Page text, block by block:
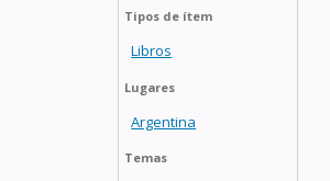
Tipos de ítem
Libros
Lugares
Argentina
Temas